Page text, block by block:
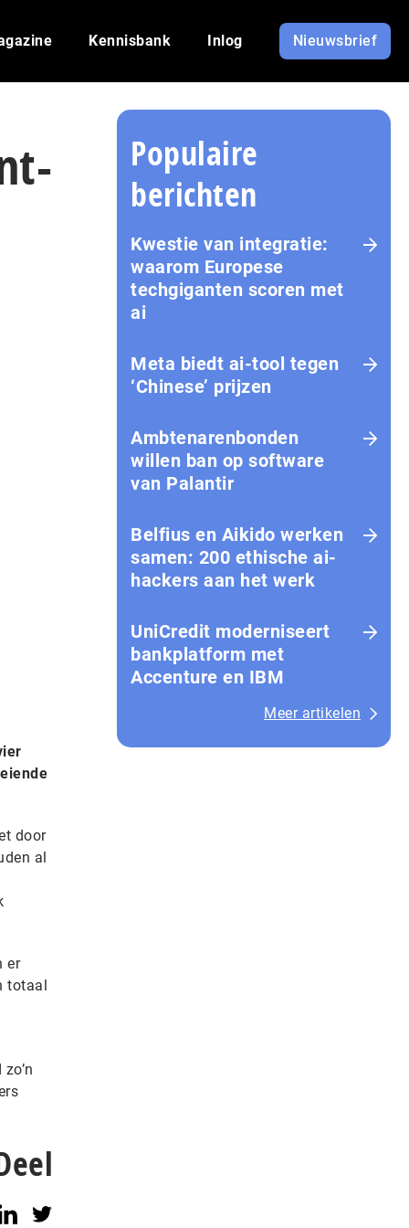
Kennisbank Inlog Nieuwsbrief
door
al
er
totaal
Populaire
berichten
Kwestie van integratie:
waarom Europese
techgiganten scoren met
ai
Meta biedt ai-tool tegen
‘Chinese’ prijzen
Amb­te­na­ren­bon­den
willen ban op software
van Palantir
Belfius en Aikido werken
samen: 200 ethische ai-
hackers aan het werk
UniCredit moderniseert
bankplatform met
Accenture en IBM
Meer artikelen